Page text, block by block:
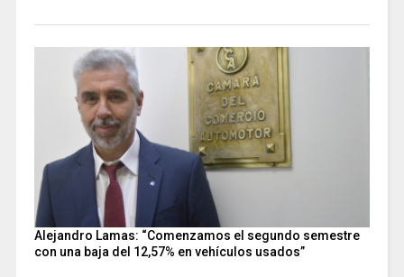
Alejandro Lamas: “Comenzamos el segundo semestre
con una baja del 12,57% en vehículos usados”